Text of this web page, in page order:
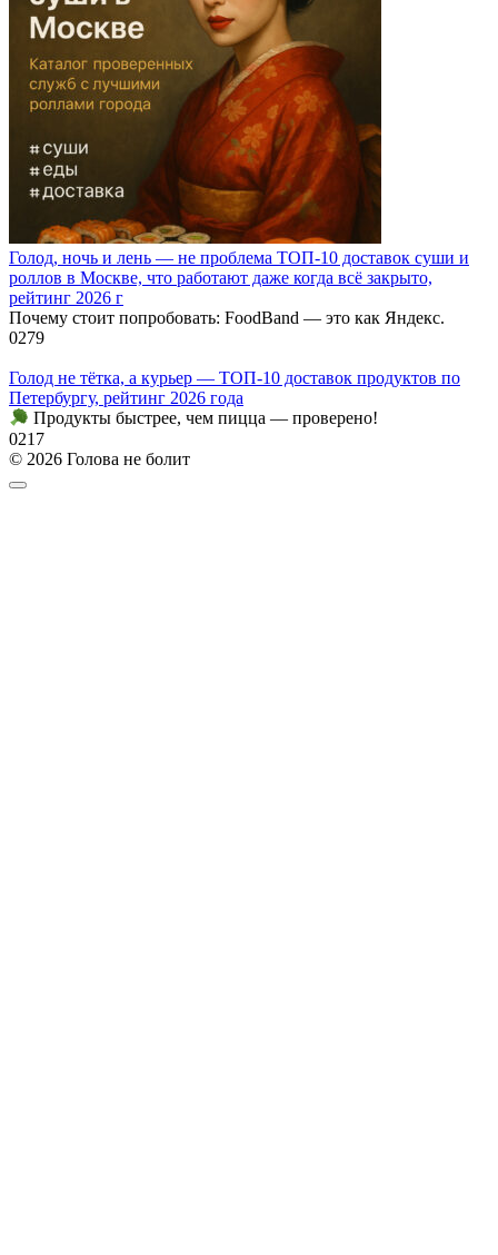
Голод, ночь и лень — не проблема ТОП-10 доставок суши и
роллов в Москве, что работают даже когда всё закрыто,
рейтинг 2026 г
Почему стоит попробовать: FoodBand — это как Яндекс.
0279
Голод не тётка, а курьер — ТОП-10 доставок продуктов по
Петербургу, рейтинг 2026 года
Продукты быстрее, чем пицца — проверено!
0217
© 2026 Голова не болит